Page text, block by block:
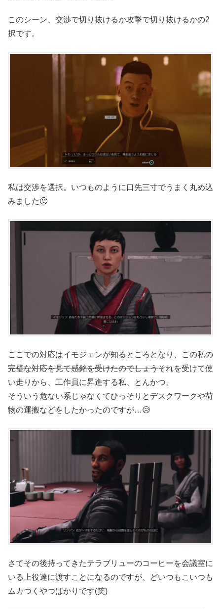
このシーン、交渉で切り抜けるか攻撃で切り抜けるかの2
択です。
私は交渉を選択。いつものように口先三寸でうまく丸め込
みました🙂
ここでの対応はイモジェンが知るところとなり、 この私の
完璧な対応を見て感銘を受けたのでしょうそれを受けて使
い走りから、工作員に昇進する私、とんかつ。
そういう危ない系じゃなくてひっそりとデスクワークや荷
物の運搬などをしたかったのですが…😥
さてその後持ってきたテラブリューのコーヒーを会議室に
いる上役達に渡すことになるのですが、どいつもこいつも
ムカつくやつばかりです(笑)